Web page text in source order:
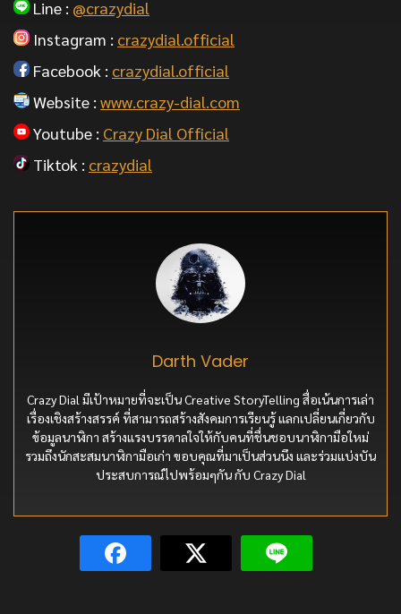
Line : @crazydial
Instagram : crazydial.official
Facebook : crazydial.official
Website : www.crazy-dial.com
Youtube : Crazy Dial Official
Tiktok : crazydial
Darth Vader
Crazy Dial มีเป้าหมายที่จะเป็น Creative StoryTelling สื่อเน้นการเล่า
เรื่องเชิงสร้างสรรค์ ที่สามารถสร้างสังคมการเรียนรู้ แลกเปลี่ยนเกี่ยวกับ
ข้อมูลนาฬิกา สร้างแรงบรรดาลใจให้กับคนที่ชื่นชอบนาฬิกามือใหม่
รวมถึงนักสะสมนาฬิกามือเก่า ขอบคุณที่มาเป็นส่วนนึง และร่วมแบ่งบัน
ประสบการณ์ไปพร้อมๆกัน กับ Crazy Dial